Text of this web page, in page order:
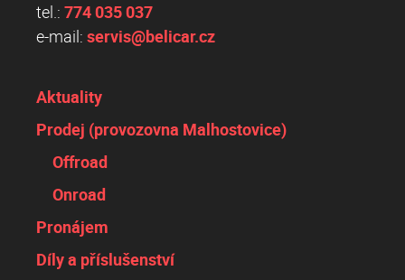
tel.: 774 035 037
e-mail: servis@belicar.cz
Aktuality
Prodej (provozovna Malhostovice)
Offroad
Onroad
Pronájem
Díly a příslušenství